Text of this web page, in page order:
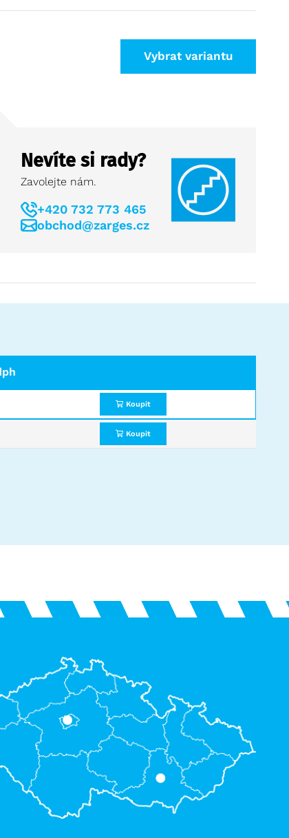
Vybrat variantu
Nevíte si rady?
Zavolejte nám.
+420 732 773 465
obchod@zarges.cz
Koupit
Koupit